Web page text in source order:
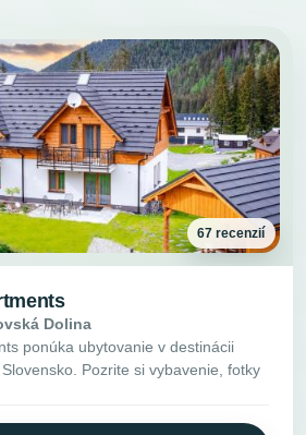
67 recenzií
Dolina
ponúka ubytovanie v destinácii
Pozrite si vybavenie, fotky